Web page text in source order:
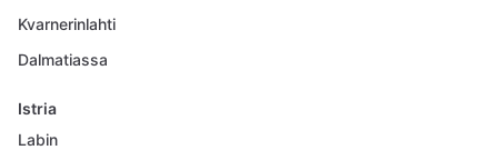
Kvarnerinlahti
Dalmatiassa
Istria
Labin